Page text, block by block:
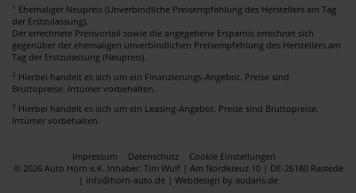
1 Ehemaliger Neupreis (Unverbindliche Preisempfehlung des Herstellers am Tag
der Erstzulassung).
Der errechnete Preisvorteil sowie die angegebene Ersparnis errechnet sich
gegenüber der ehemaligen unverbindlichen Preisempfehlung des Herstellers am
Tag der Erstzulassung (Neupreis).
2 Hierbei handelt es sich um ein Finanzierungs-Angebot. Preise sind
Bruttopreise. Irrtümer vorbehalten.
3 Hierbei handelt es sich um ein Leasing-Angebot. Preise sind Bruttopreise.
Irrtümer vorbehalten.
Impressum Datenschutz
Cookie Einstellungen
© 2026 Auto Horn e.K. Inhaber: Tim Wulf | Am Nordkreuz 10 | DE-26180 Rastede
| info@horn-auto.de | Webdesign by audaris.de